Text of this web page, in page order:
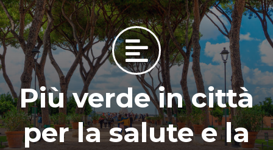
Più verde in città
per la salute e la